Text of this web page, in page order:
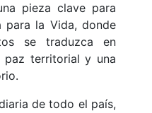
pieza clave para
para la Vida, donde
se traduzca en
paz territorial y una
de todo el país,